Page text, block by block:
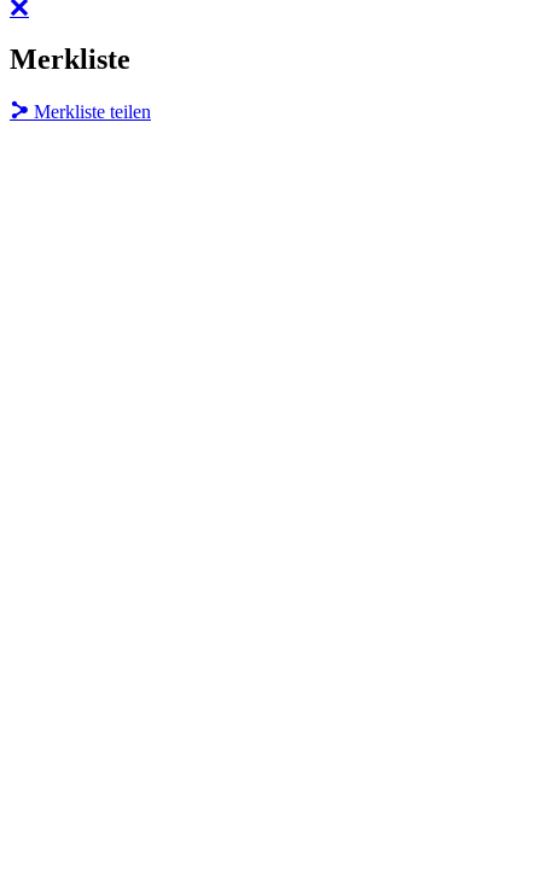
Merkliste
Merkliste teilen